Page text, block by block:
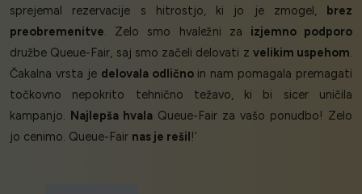
sprejemal rezervacije s hitrostjo, ki jo je zmogel,
brez
preobremenitve. Zelo smo hvaležni za izjemno podporo
družbe Queue-Fair, saj smo začeli delovati z velikim uspehom.
Čakalna vrsta je delovala odličnoin nam pomagala premagati
točkovno nepokrito tehnično težavo, ki bi sicer uničila
kampanjo. Najlepša hvala Queue-Fair za vašo ponudbo! Zelo
jo cenimo. Queue-Fair nas je rešil !’